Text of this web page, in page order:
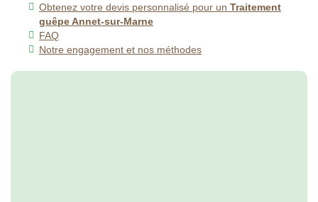
Obtenez votre devis personnalisé pour un Traitement
guêpe Annet-sur-Marne
FAQ
Notre engagement et nos méthodes